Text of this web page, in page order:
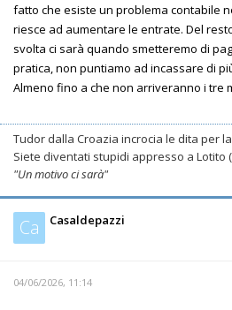
fatto che esiste un problema contabile
riesce ad aumentare le entrate. Del
svolta ci sarà quando smetteremo di
pratica, non puntiamo ad incassare di
Almeno fino a che non arriveranno i tre
Tudor dalla Croazia incrocia le dita per
Siete diventati stupidi appresso a Lotito
"Un motivo ci sarà"
Ca Casaldepazzi
04/06/2026, 11:14